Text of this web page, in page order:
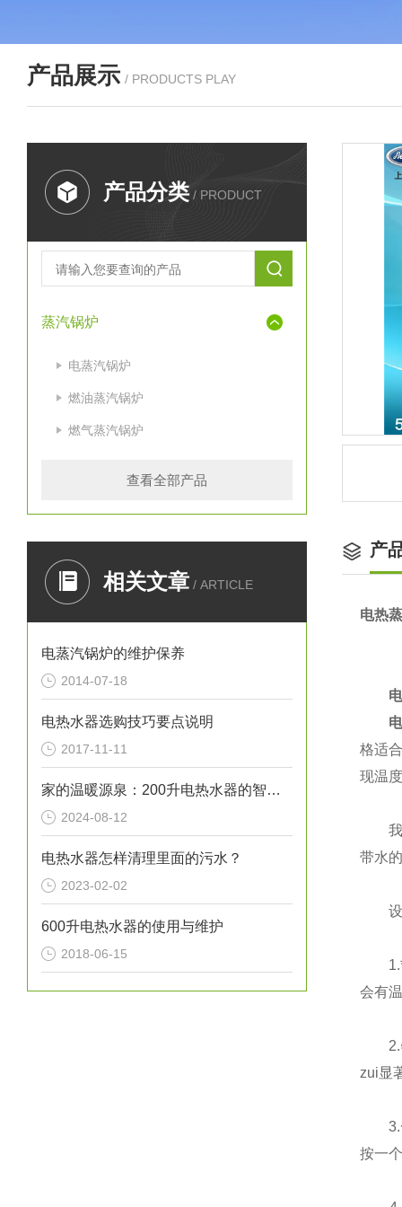
产品展示 / PRODUCTS PLAY
产品分类 / PRODUCT
蒸汽锅炉
电蒸汽锅炉
燃油蒸汽锅炉
燃气蒸汽锅炉
查看全部产品
相关文章 / ARTICLE
电蒸汽锅炉的维护保养
2014-07-18
电热水器选购技巧要点说明
2017-11-11
家的温暖源泉：200升电热水器的智慧生活艺术
2024-08-12
电热水器怎样清理里面的污水？
2023-02-02
600升电热水器的使用与维护
2018-06-15
产
电热
电
格适
现温
我
带水
设
1.*
会有
2.特
zui显
3.一
按一